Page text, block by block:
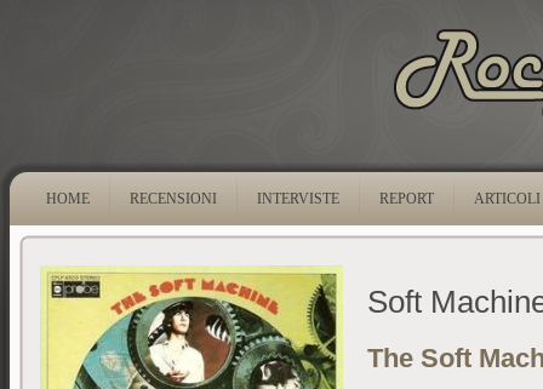
HOME RECENSIONI INTERVISTE REPORT ARTICOLI
Soft
The Soft